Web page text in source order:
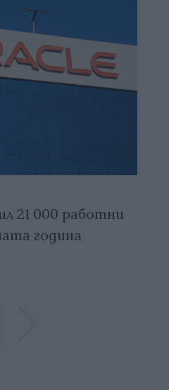
21 000 работни
година